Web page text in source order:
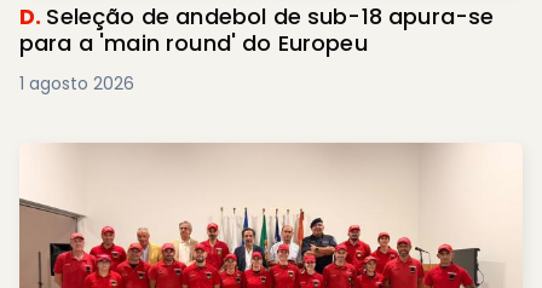
D. Seleção de andebol de sub-18 apura-se
para a 'main round' do Europeu
1 agosto 2026